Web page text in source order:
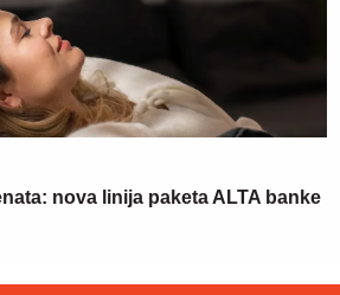
nova linija paketa ALTA banke